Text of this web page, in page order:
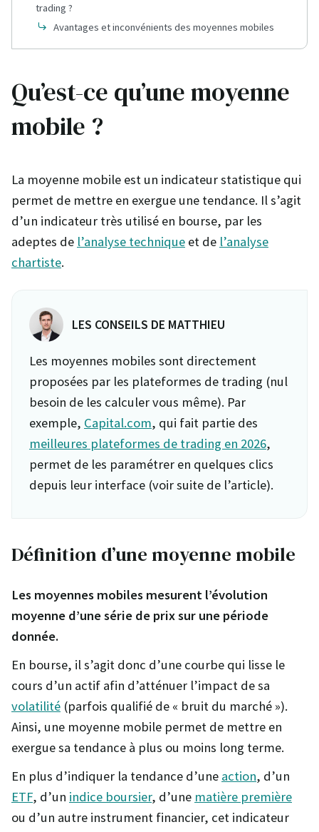
trading ?
Avantages et inconvénients des moyennes mobiles
Qu’est-ce qu’une moyenne
mobile ?
La moyenne mobile est un indicateur statistique qui
permet de mettre en exergue une tendance. Il s’agit
d’un indicateur très utilisé en bourse, par les
adeptes de l’analyse technique et de l’analyse
chartiste.
LES CONSEILS DE MATTHIEU
Les moyennes mobiles sont directement
proposées par les plateformes de trading (nul
besoin de les calculer vous même). Par
exemple, Capital.com, qui fait partie des
meilleures plateformes de trading en 2026,
permet de les paramétrer en quelques clics
depuis leur interface (voir suite de l’article).
Définition d’une moyenne mobile
Les moyennes mobiles mesurent l’évolution
moyenne d’une série de prix sur une période
donnée.
En bourse, il s’agit donc d’une courbe qui lisse le
cours d’un actif afin d’atténuer l’impact de sa
volatilité (parfois qualifié de « bruit du marché »).
Ainsi, une moyenne mobile permet de mettre en
exergue sa tendance à plus ou moins long terme.
En plus d’indiquer la tendance d’une action, d’un
ETF, d’un indice boursier, d’une matière première
ou d’un autre instrument financier, cet indicateur